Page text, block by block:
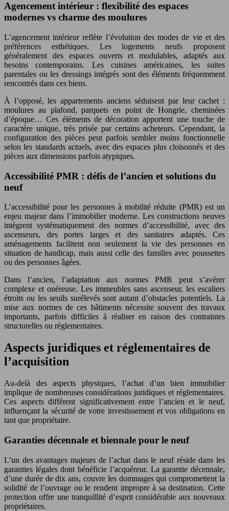
Agencement intérieur : flexibilité des espaces
modernes vs charme des moulures
L’agencement intérieur reflète l’évolution des modes de vie et des
préférences esthétiques. Les logements neufs proposent
généralement des espaces ouverts et modulables, adaptés aux
besoins contemporains. Les cuisines américaines, les suites
parentales ou les dressings intégrés sont des éléments fréquemment
rencontrés dans ces biens.
À l’opposé, les appartements anciens séduisent par leur cachet :
moulures au plafond, parquets en point de Hongrie, cheminées
d’époque… Ces éléments de décoration apportent une touche de
caractère unique, très prisée par certains acheteurs. Cependant, la
configuration des pièces peut parfois sembler moins fonctionnelle
selon les standards actuels, avec des espaces plus cloisonnés et des
pièces aux dimensions parfois atypiques.
Accessibilité PMR : défis de l’ancien et solutions du
neuf
L’accessibilité pour les personnes à mobilité réduite (PMR) est un
enjeu majeur dans l’immobilier moderne. Les constructions neuves
intègrent systématiquement des normes d’accessibilité, avec des
ascenseurs, des portes larges et des sanitaires adaptés. Ces
aménagements facilitent non seulement la vie des personnes en
situation de handicap, mais aussi celle des familles avec poussettes
ou des personnes âgées.
Dans l’ancien, l’adaptation aux normes PMR peut s’avérer
complexe et onéreuse. Les immeubles sans ascenseur, les escaliers
étroits ou les seuils surélevés sont autant d’obstacles potentiels. La
mise aux normes de ces bâtiments nécessite souvent des travaux
importants, parfois difficiles à réaliser en raison des contraintes
structurelles ou réglementaires.
Aspects juridiques et réglementaires de
l’acquisition
Au-delà des aspects physiques, l’achat d’un bien immobilier
implique de nombreuses considérations juridiques et réglementaires.
Ces aspects diffèrent significativement entre l’ancien et le neuf,
influençant la sécurité de votre investissement et vos obligations en
tant que propriétaire.
Garanties décennale et biennale pour le neuf
L’un des avantages majeurs de l’achat dans le neuf réside dans les
garanties légales dont bénéficie l’acquéreur. La garantie décennale,
d’une durée de dix ans, couvre les dommages qui compromettent la
solidité de l’ouvrage ou le rendent impropre à sa destination. Cette
protection offre une tranquillité d’esprit considérable aux nouveaux
propriétaires.